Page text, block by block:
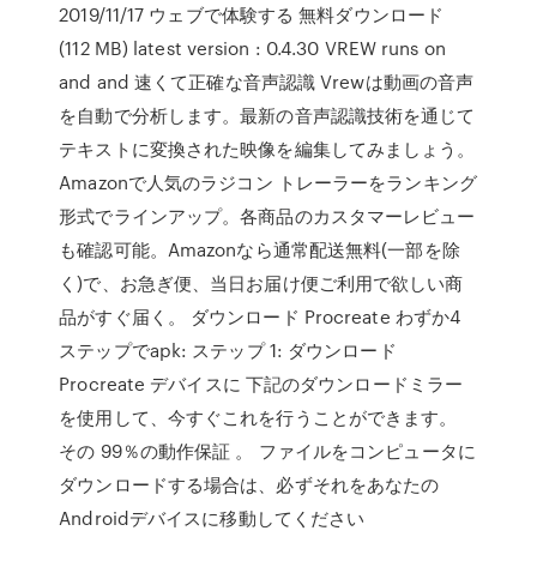
2019/11/17 ウェブで体験する 無料ダウンロード
(112 MB) latest version : 0.4.30 VREW runs on
and and 速くて正確な音声認識 Vrewは動画の音声
を自動で分析します。最新の音声認識技術を通じて
テキストに変換された映像を編集してみましょう。
Amazonで人気のラジコン トレーラーをランキング
形式でラインアップ。各商品のカスタマーレビュー
も確認可能。Amazonなら通常配送無料(一部を除
く)で、お急ぎ便、当日お届け便ご利用で欲しい商
品がすぐ届く。 ダウンロード Procreate わずか4
ステップでapk: ステップ 1: ダウンロード
Procreate デバイスに 下記のダウンロードミラー
を使用して、今すぐこれを行うことができます。
その 99％の動作保証 。 ファイルをコンピュータに
ダウンロードする場合は、必ずそれをあなたの
Androidデバイスに移動してください